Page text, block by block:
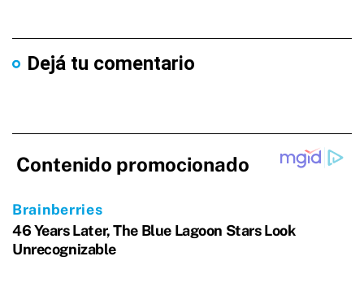
Dejá tu comentario